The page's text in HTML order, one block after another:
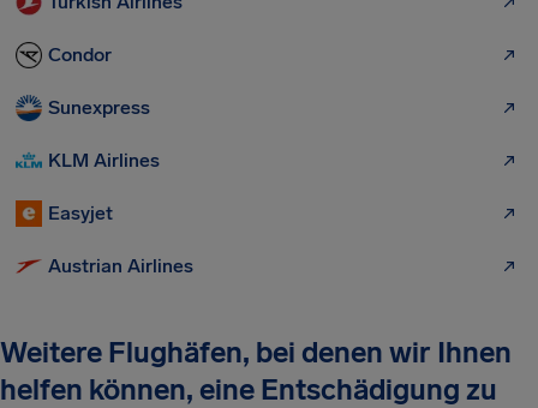
Condor
Sunexpress
KLM Airlines
Easyjet
Austrian Airlines
Weitere Flughäfen, bei denen wir Ihnen
helfen können, eine Entschädigung zu